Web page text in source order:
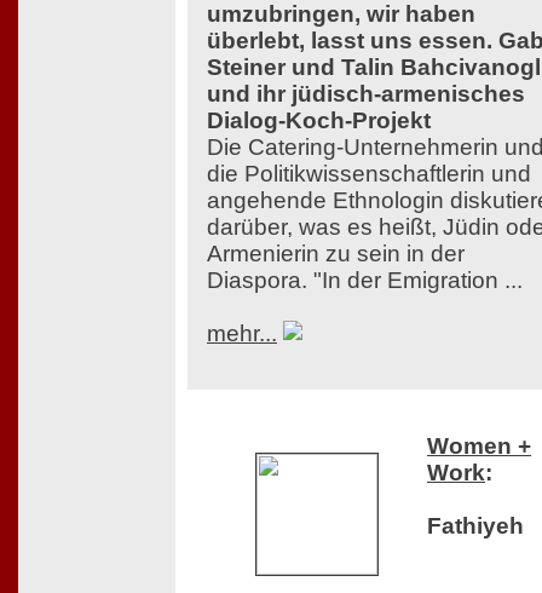
umzubringen, wir haben
überlebt, lasst uns essen.
Steiner und Talin
und ihr jüdisch-armenisches
Dialog-Koch-Projekt
Die Catering-Unternehmerin
die Politikwissenschaftlerin und
angehende Ethnologin
darüber, was es heißt, Jüdin
Armenierin zu sein in der
Diaspora. "In der Emigration ...
mehr...
Women +
Work:
Fathiyeh